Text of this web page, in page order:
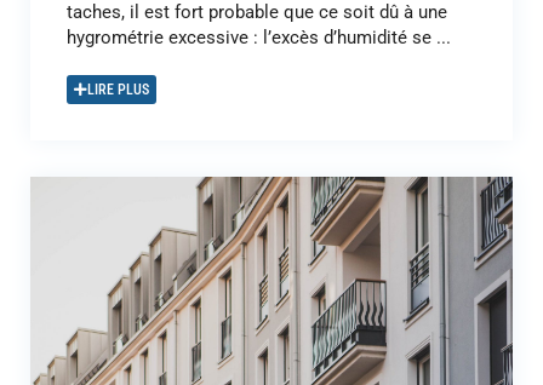
taches, il est fort probable que ce soit dû à une
hygrométrie excessive : l’excès d’humidité se ...
LIRE PLUS